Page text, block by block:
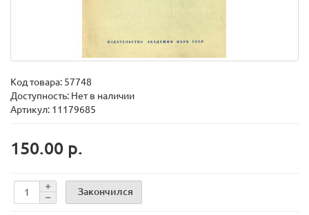
Код товара: 57748
Доступность: Нет в наличии
Артикул: 11179685
150.00 р.
Закончился